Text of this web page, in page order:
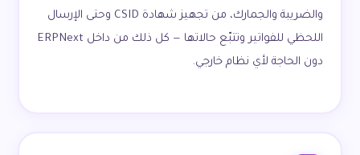
والضريبة والجمارك، من تجهيز شهادة CSID وحتى الإرسال
اللحظي للفواتير وتتبّع حالاتها — كل ذلك من داخل ERPNext
دون الحاجة لأي نظام خارجي.